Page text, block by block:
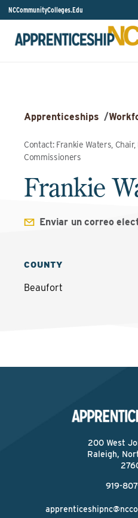
NCCommunityColleges.Edu
Apprenticeships /
Contact: Frankie Waters,
Commissioners
Frankie
Enviar un correo
COUNTY
Beaufort
200 West
Raleigh,
919-